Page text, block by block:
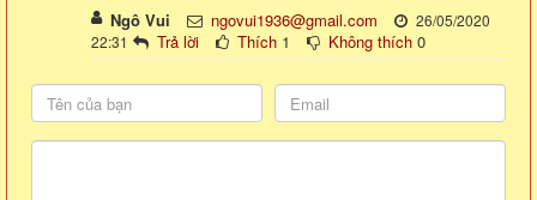
Ngô Vui
ngovui1936@gmail.com
26/05/2020
22:31
Trả lời Thích 1 Không thích 0